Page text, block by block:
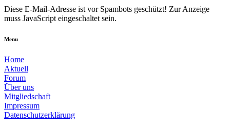
Diese E-Mail-Adresse ist vor Spambots geschützt! Zur Anzeige
muss JavaScript eingeschaltet sein.
Menu
Home
Aktuell
Forum
Über uns
Mitgliedschaft
Impressum
Datenschutzerklärung